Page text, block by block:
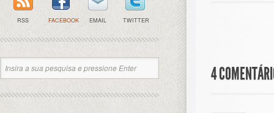
4
RSS FACEBOOK EMAIL TWITTER